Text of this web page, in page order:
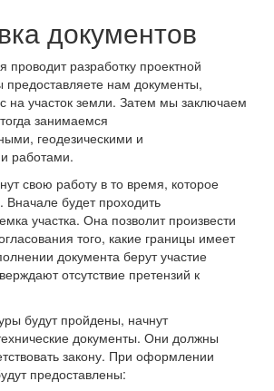
документов
проводит разработку проектной
нам документы,
на участок земли. Затем мы заключаем
занимаемся
геодезическими и
работами.
свою работу в то время, которое
Вначале будет проходить
участка. Она позволит произвести
того, какие границы имеет
документа берут участие
отсутствие претензий к
будут пройдены, начнут
документы. Они должны
закону. При оформлении
предоставлены: